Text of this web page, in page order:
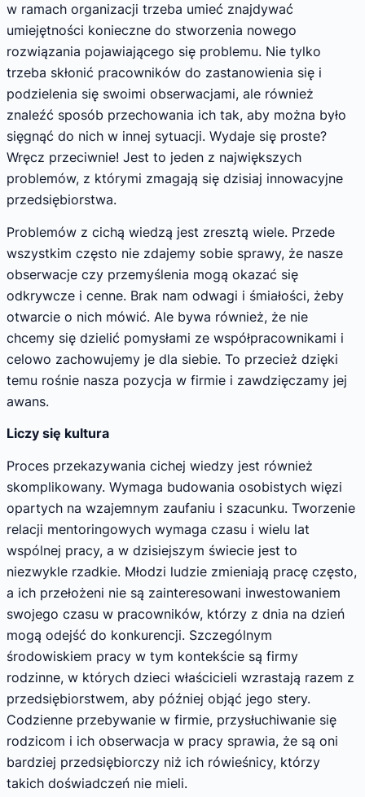
w ramach organizacji trzeba umieć znajdywać
umiejętności konieczne do stworzenia nowego
rozwiązania pojawiającego się problemu. Nie tylko
trzeba skłonić pracowników do zastanowienia się i
podzielenia się swoimi obserwacjami, ale również
znaleźć sposób przechowania ich tak, aby można było
sięgnąć do nich w innej sytuacji. Wydaje się proste?
Wręcz przeciwnie! Jest to jeden z największych
problemów, z którymi zmagają się dzisiaj innowacyjne
przedsiębiorstwa.
Problemów z cichą wiedzą jest zresztą wiele. Przede
wszystkim często nie zdajemy sobie sprawy, że nasze
obserwacje czy przemyślenia mogą okazać się
odkrywcze i cenne. Brak nam odwagi i śmiałości, żeby
otwarcie o nich mówić. Ale bywa również, że nie
chcemy się dzielić pomysłami ze współpracownikami i
celowo zachowujemy je dla siebie. To przecież dzięki
temu rośnie nasza pozycja w firmie i zawdzięczamy jej
awans.
Liczy się kultura
Proces przekazywania cichej wiedzy jest również
skomplikowany. Wymaga budowania osobistych więzi
opartych na wzajemnym zaufaniu i szacunku. Tworzenie
relacji mentoringowych wymaga czasu i wielu lat
wspólnej pracy, a w dzisiejszym świecie jest to
niezwykle rzadkie. Młodzi ludzie zmieniają pracę często,
a ich przełożeni nie są zainteresowani inwestowaniem
swojego czasu w pracowników, którzy z dnia na dzień
mogą odejść do konkurencji. Szczególnym
środowiskiem pracy w tym kontekście są firmy
rodzinne, w których dzieci właścicieli wzrastają razem z
przedsiębiorstwem, aby później objąć jego stery.
Codzienne przebywanie w firmie, przysłuchiwanie się
rodzicom i ich obserwacja w pracy sprawia, że są oni
bardziej przedsiębiorczy niż ich rówieśnicy, którzy
takich doświadczeń nie mieli.